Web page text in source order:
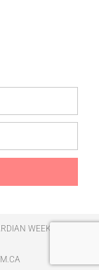
WEEKLY